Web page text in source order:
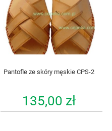
Pantofle ze skóry męskie CPS-2
135,00 zł